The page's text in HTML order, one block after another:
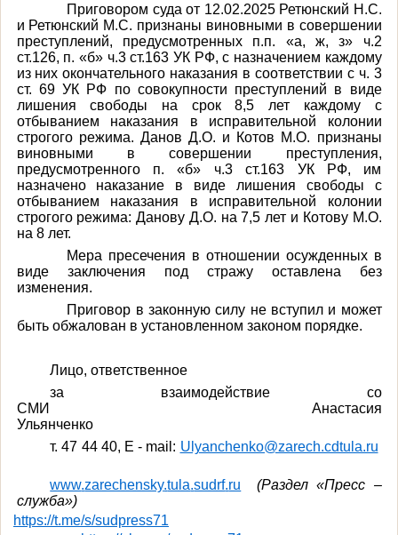
Приговором суда от 12.02.2025 Ретюнский Н.С.
и Ретюнский М.С. признаны виновными в совершении
преступлений, предусмотренных п.п. «а, ж, з» ч.2
ст.126, п. «б» ч.3 ст.163 УК РФ, с назначением каждому
из них окончательного наказания в соответствии с ч. 3
ст. 69 УК РФ по совокупности преступлений в виде
лишения свободы на срок 8,5 лет каждому с
отбыванием наказания в исправительной колонии
строгого режима. Данов Д.О. и Котов М.О. признаны
виновными в совершении преступления,
предусмотренного п. «б» ч.3 ст.163 УК РФ, им
назначено наказание в виде лишения свободы с
отбыванием наказания в исправительной колонии
строгого режима: Данову Д.О. на 7,5 лет и Котову М.О.
на 8 лет.
Мера пресечения в отношении осужденных в
виде заключения под стражу оставлена без
изменения.
Приговор в законную силу не вступил и может
быть обжалован в установленном законом порядке.
Лицо, ответственное
за взаимодействие со
СМИ Анастасия
Ульянченко
т. 47 44 40, E - mail: Ulyanchenko@zarech.cdtula.ru
www.zarechensky.tula.sudrf.ru (Раздел «Пресс –
служба»)
https://t.me/s/sudpress71